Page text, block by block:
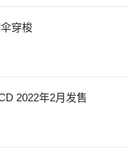
穿梭
2022年2月发售